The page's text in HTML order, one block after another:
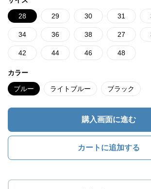
28 29 30 31
34 36 38 27
42 44 46 48
カラー
ブルー ライトブルー ブラック
購入画面に進む
カートに追加する